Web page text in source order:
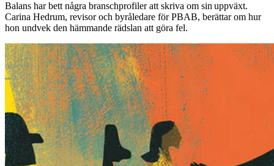
Balans har bett några branschprofiler att skriva om sin uppväxt.
Carina Hedrum, revisor och byråledare för PBAB, berättar om hur
hon undvek den hämmande rädslan att göra fel.